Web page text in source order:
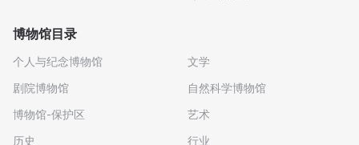
博物馆目录
个人与纪念博物馆
剧院博物馆
博物馆-保护区
历史
文学
自然科学博物馆
艺术
行业